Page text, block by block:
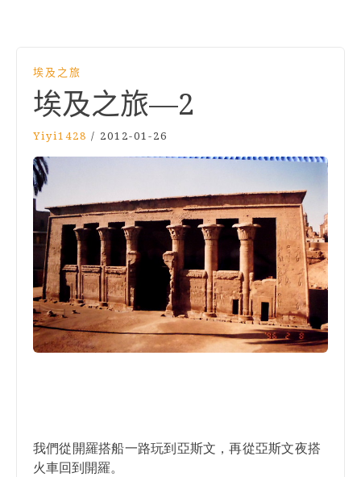
埃及之旅
埃及之旅—2
Yiyi1428 / 2012-01-26
我們從開羅搭船一路玩到亞斯文 ，再從亞斯文夜搭
火車回到開羅。